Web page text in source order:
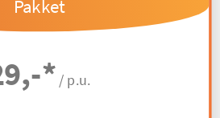
Pakket
* / p.u.